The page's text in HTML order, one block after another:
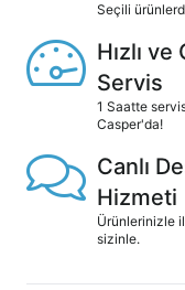
Seçili
Hızlı
Servis
1 Saatte
Casper'da!
Canlı
Hizmeti
Ürünlerinizle
sizinle.